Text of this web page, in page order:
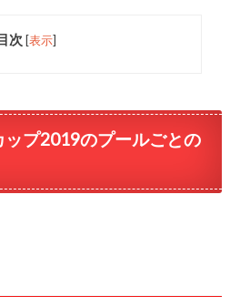
次 [表示]
ップ2019のプールごとの